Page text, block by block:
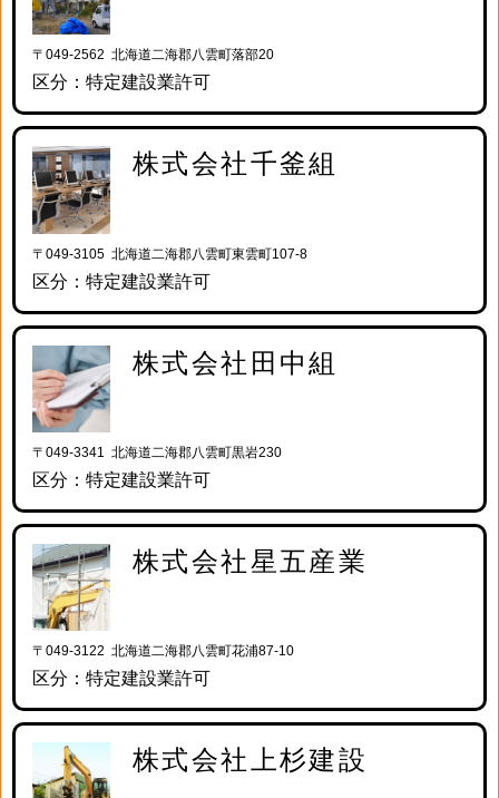
〒049-2562 北海道二海郡八雲町落部20
区分：特定建設業許可
株式会社千釜組
〒049-3105 北海道二海郡八雲町東雲町107-8
区分：特定建設業許可
株式会社田中組
〒049-3341 北海道二海郡八雲町黒岩230
区分：特定建設業許可
株式会社星五産業
〒049-3122 北海道二海郡八雲町花浦87-10
区分：特定建設業許可
株式会社上杉建設